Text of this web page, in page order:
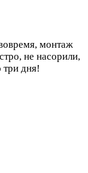
монтаж
не насорили,
три дня!